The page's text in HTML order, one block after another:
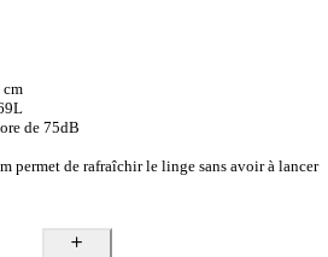
cm
de 75dB
permet de rafraîchir le linge sans avoir à lancer